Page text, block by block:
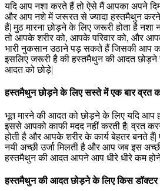
यदि आप नशा करते हैं तो ऐसे मैं आपका अपने
और आप नशे में जरूरत से ज्यादा हस्तमैथुन करने
हैं| मुठ मारना छोड़ने के लिए जरूरी होता है
तो आपके शरीर को, आपके परिवार को, और
भारी नुकसान उठाने पड़ सकते हैं जिसकी आप
इसलिए जरूरी है की हस्तमैथुन की आदत
आदत को छोड़े|
हस्तमैथुन छोड़ने के लिए सस्ते में एक बार व्रत
भूत मारने की आदत को छोड़ने के लिए यदि आप
इससे आपको काफी मदद नहीं करती है| व्रत
होती है और आपके शरीर के कार्य बेहतर बनते
नयी अच्छी उर्जा मिलती है और आप जब इस
हस्तमैथुन की आदत आपने आप धीरे धीरे कम
हस्तमैथुन की आदत छोड़ने के लिए किस डॉक्टर